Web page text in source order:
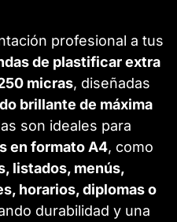
profesional a tus
de plastificar extra
micras, diseñadas
brillante de máxima
son ideales para
en formato A4, como
listados, menús,
horarios, diplomas o
durabilidad y una